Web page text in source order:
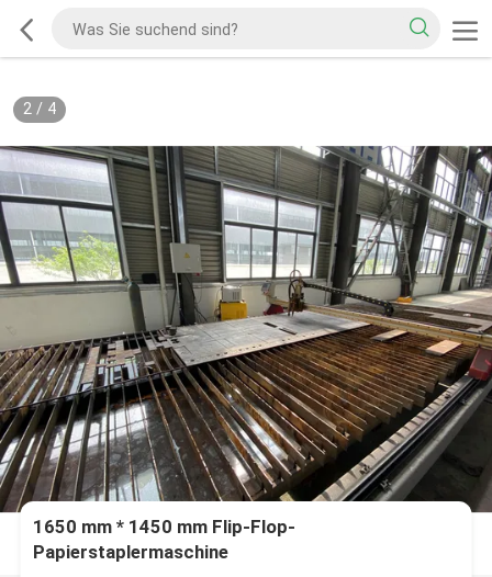
2/ 4
1650 mm * 1450 mm Flip-Flop-
Papierstaplermaschine